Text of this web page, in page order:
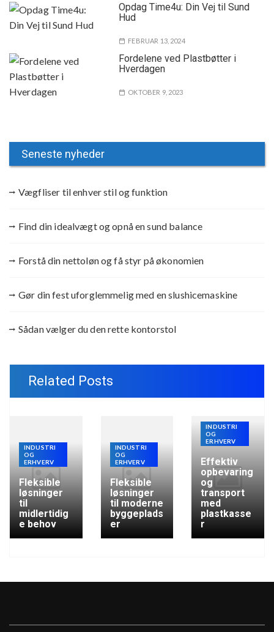
Opdag Time4u: Din Vej til Sund
Hud
FEBRUAR 13, 2024
Fordelene ved Plastbøtter i
Hverdagen
OKTOBER 9, 2023
Seneste nyheder
Vægfliser til enhver stil og funktion
Find din idealvægt og opnå en sund balance
Forstå din nettoløn og få styr på økonomien
Gør din fest uforglemmelig med en slushicemaskine
Sådan vælger du den rette kontorstol
Related Posts
INDUSTRI
OG
ERHVERV
Fleksible
løsninger
til
midlertidig
e behov
INDUSTRI
OG
ERHVERV
Fleksible
løsninger
til moderne
byggeplads
er
INDUSTRI
OG
ERHVERV
Effektiv
opbevaring
og
transport
med
plastkasse
r